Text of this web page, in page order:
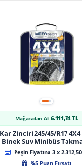
Mağazadan Al: 6.111,74 TL
Kar Zinciri 245/45/R17 4X4
Binek Suv Minibüs
Kolay Montaj
Peşin Fiyatına 3 x
%5 Puan Fırsatı